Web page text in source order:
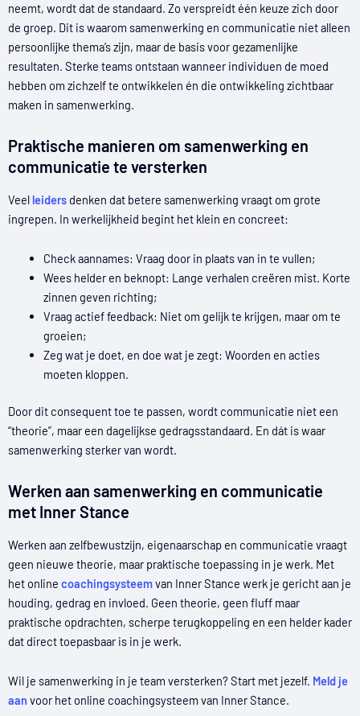
neemt, wordt dat de standaard. Zo verspreidt één keuze zich door
de groep. Dit is waarom samenwerking en communicatie niet alleen
persoonlijke thema’s zijn, maar de basis voor gezamenlijke
resultaten. Sterke teams ontstaan wanneer individuen de moed
hebben om zichzelf te ontwikkelen én die ontwikkeling zichtbaar
maken in samenwerking.
Praktische manieren om samenwerking en
communicatie te versterken
Veel leiders denken dat betere samenwerking vraagt om grote
ingrepen. In werkelijkheid begint het klein en concreet:
Check aannames: Vraag door in plaats van in te vullen;
Wees helder en beknopt: Lange verhalen creëren mist. Korte
zinnen geven richting;
Vraag actief feedback: Niet om gelijk te krijgen, maar om te
groeien;
Zeg wat je doet, en doe wat je zegt: Woorden en acties
moeten kloppen.
Door dit consequent toe te passen, wordt communicatie niet een
“theorie”, maar een dagelijkse gedragsstandaard. En dát is waar
samenwerking sterker van wordt.
Werken aan samenwerking en communicatie
met Inner Stance
Werken aan zelfbewustzijn, eigenaarschap en communicatie vraagt
geen nieuwe theorie, maar praktische toepassing in je werk. Met
het online coachingsysteemvan Inner Stance werk je gericht aan je
houding, gedrag en invloed. Geen theorie, geen fluff maar
praktische opdrachten, scherpe terugkoppeling en een helder kader
dat direct toepasbaar is in je werk.
Wil je samenwerking in je team versterken? Start met jezelf. Meld je
aan voor het online coachingsysteem van Inner Stance.